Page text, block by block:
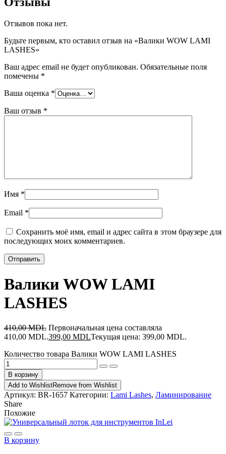
Отзывов пока нет.
Будьте первым, кто оставил отзыв на «Валики WOW LAMI
LASHES»
Ваш адрес email не будет опубликован. Обязательные поля
помечены *
Ваша оценка *
Ваш отзыв *
Имя *
Email *
Сохранить моё имя, email и адрес сайта в этом браузере для
последующих моих комментариев.
Валики WOW LAMI
LASHES
410,00MDL Первоначальная цена составляла
410,00 MDL.399,00 MDLТекущая цена: 399,00 MDL.
Количество товара Валики WOW LAMI LASHES
В корзину
Add to WishlistRemove from Wishlist
Артикул: BR-1657 Категории: Lami Lashes, Ламинирование
Share
Похожие
В корзину